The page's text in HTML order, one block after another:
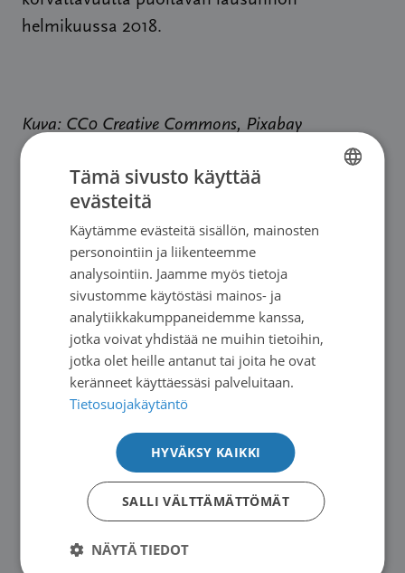
helmikuussa 2018.
Kuva: CC0 Creative Commons, Pixabay
Potilasopasvalikoima päivittyy
SWEDISH
Tämä sivusto käyttää
evästeitä
Käytämme evästeitä sisällön, mainosten
personointiin ja liikenteemme
analysointiin. Jaamme myös tietoja
sivustomme käytöstäsi mainos- ja
analytiikkakumppaneidemme kanssa,
jotka voivat yhdistää ne muihin tietoihin,
jotka olet heille antanut tai joita he ovat
keränneet käyttäessäsi palveluitaan.
Tietosuojakäytäntö
HYVÄKSY KAIKKI
SALLI VÄLTTÄMÄTTÖMÄT
NÄYTÄ TIEDOT